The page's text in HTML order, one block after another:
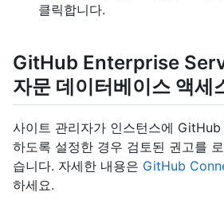
클릭합니다.
GitHub Enterprise
자문 데이터베이스 액세
사이트 관리자가 인스턴스에
하도록 설정한 경우 검토된 권고를
습니다. 자세한 내용은 GitHub
하세요.